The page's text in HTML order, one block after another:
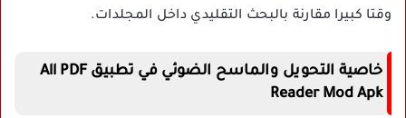
وقتا كبيرا مقارنة بالبحث التقليدي داخل المجلدات.
خاصية التحويل والماسح الضوئي في تطبيق All PDF
Reader Mod Apk